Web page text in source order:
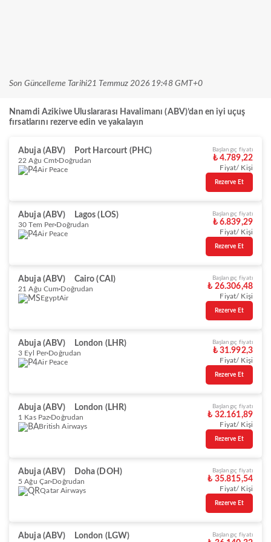
Son Güncelleme Tarihi21 Temmuz 2026 19:48 GMT+0
Nnamdi Azikiwe Uluslararası Havalimanı (ABV)’dan en iyi uçuş
fırsatlarını rezerve edin ve yakalayın
Abuja (ABV) Port Harcourt (PHC)
22 Ağu Cmt Doğrudan
Air Peace
Başlangıç fiyatı
₺ 4.789,22
Fiyat/ Kişi
Rezerve Et
Abuja (ABV) Lagos (LOS)
30 Tem Per Doğrudan
Air Peace
Başlangıç fiyatı
₺ 6.839,29
Fiyat/ Kişi
Rezerve Et
Abuja (ABV) Cairo (CAI)
21 Ağu Cum Doğrudan
EgyptAir
Başlangıç fiyatı
₺ 26.306,48
Fiyat/ Kişi
Rezerve Et
Abuja (ABV) London (LHR)
3 Eyl Per Doğrudan
Air Peace
Başlangıç fiyatı
₺ 31.992,3
Fiyat/ Kişi
Rezerve Et
Abuja (ABV) London (LHR)
1 Kas Paz Doğrudan
British Airways
Başlangıç fiyatı
₺ 32.161,89
Fiyat/ Kişi
Rezerve Et
Abuja (ABV) Doha (DOH)
5 Ağu Çar Doğrudan
Qatar Airways
Başlangıç fiyatı
₺ 35.815,54
Fiyat/ Kişi
Rezerve Et
Abuja (ABV) London (LGW) Başlangıç fiyatı